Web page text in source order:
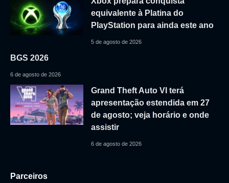
equivalente à Platina do
PlayStation para ainda este ano
5 de agosto de 2026
BGS 2026
6 de agosto de 2026
Grand Theft Auto VI terá
apresentação estendida em 27
de agosto; veja horário e onde
assistir
6 de agosto de 2026
Parceiros